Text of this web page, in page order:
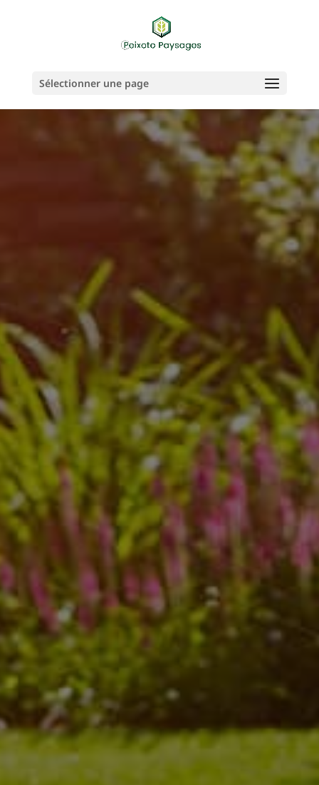
Sélectionner une page